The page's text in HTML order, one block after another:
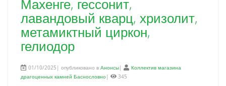
Махенге, гессонит,
лавандовый кварц, хризолит,
метамиктный циркон,
гелиодор
01/10/2025| опубликовано в Анонсы|
Коллектив магазина
драгоценных камней Баснословно| 345